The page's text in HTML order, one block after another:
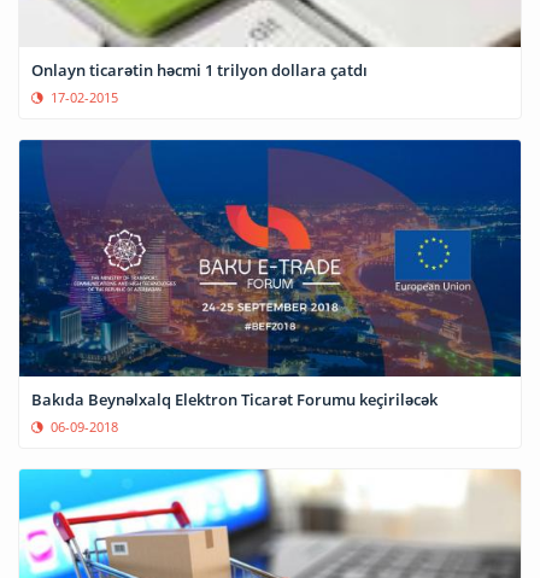
Onlayn ticarətin həcmi 1 trilyon dollara çatdı
17-02-2015
Bakıda Beynəlxalq Elektron Ticarət Forumu keçiriləcək
06-09-2018